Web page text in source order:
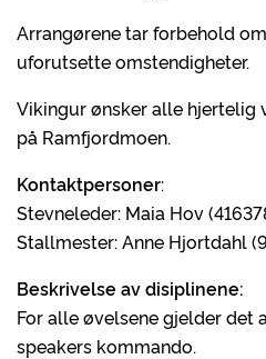
Arrangørene tar forbehold
uforutsette omstendigheter.
Vikingur ønsker alle hjertelig
på Ramfjordmoen.
Kontaktpersoner:
Stevneleder: Maia Hov
Stallmester: Anne Hjortdahl
Beskrivelse av disiplinene:
For alle øvelsene gjelder det
speakers kommando.